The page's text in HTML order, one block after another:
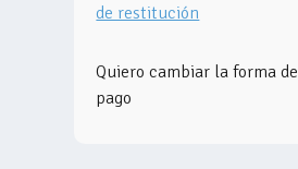
de restitución
Quiero cambiar la forma de
pago